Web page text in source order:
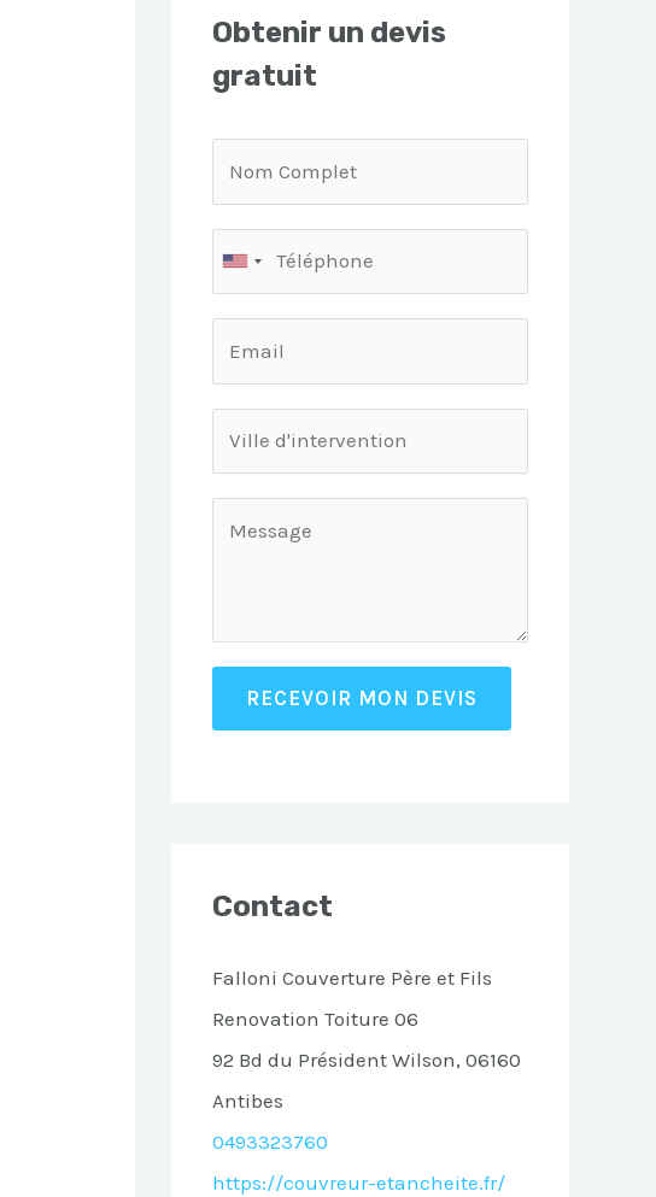
Obtenir un devis
gratuit
RECEVOIR MON DEVIS
Contact
Falloni Couverture Père et Fils
Renovation Toiture 06
92 Bd du Président Wilson, 06160
Antibes
0493323760
https://couvreur-etancheite.fr/